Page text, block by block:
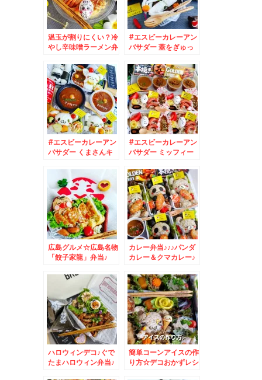
温玉が割りにくい？冷
やし辛味噌ラーメン弁
#エスビーカレーアン
バサダー 蓋をぎゅっ
カレー ( ´艸｀)
#エスビーカレーアン
バサダー くまさんキ
レー #お月見カレー
#エスビーカレーアン
バサダー ミッフィー
広島グルメ☆広島名物
「餃子家龍」弁当♪
カレー弁当♪♪♪パンダ
カレー＆クマカレー♪
ハロウィンデコ♪ぐで
たまハロウィン弁当♪
簡単コーンアイスの作
り方☆デコおかずレシ